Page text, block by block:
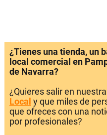
¿Tienes una tienda, un
local comercial en
de Navarra?
¿Quieres salir en
Local y que miles de
que ofreces con una
por profesionales?